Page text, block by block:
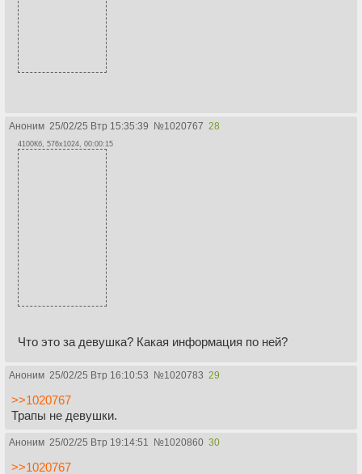
Аноним 25/02/25 Втр 15:35:39 №1020767 28
4100Кб, 576x1024, 00:00:15
Что это за девушка? Какая информация по ней?
Аноним 25/02/25 Втр 16:10:53 №1020783 29
>>1020767
Трапы не девушки.
Аноним 25/02/25 Втр 19:14:51 №1020860 30
>>1020767